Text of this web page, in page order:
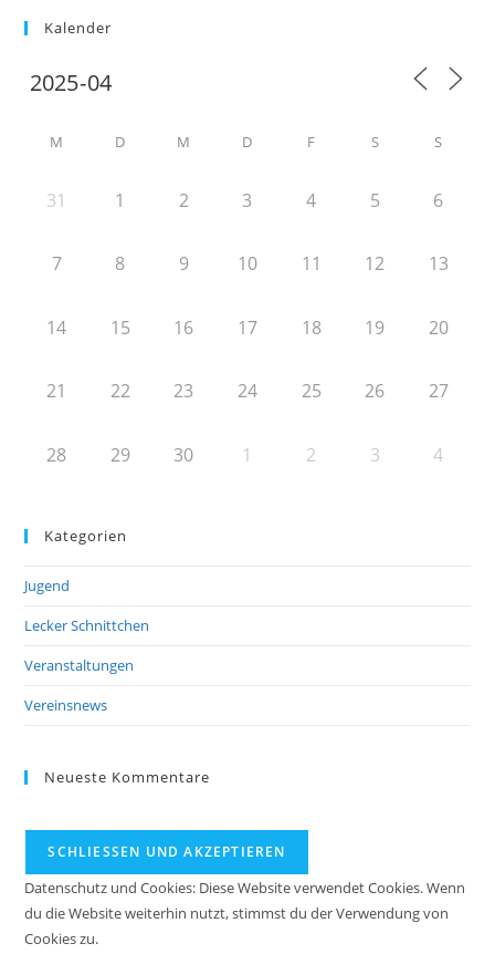
Kalender
M D M D F S S
31 1 2 3 4 5 6
7 8 9 10 11 12 13
14 15 16 17 18 19 20
21 22 23 24 25 26 27
28 29 30 1 2 3 4
Kategorien
Jugend
Lecker Schnittchen
Veranstaltungen
Vereinsnews
Neueste Kommentare
Datenschutz und Cookies: Diese Website verwendet Cookies. Wenn
du die Website weiterhin nutzt, stimmst du der Verwendung von
Cookies zu.